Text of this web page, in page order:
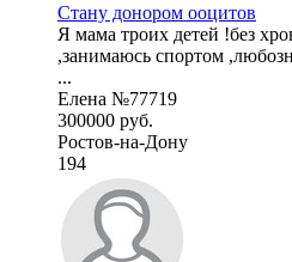
Стану донором ооцитов
Я мама троих детей !без
,занимаюсь спортом
...
Елена №77719
300000 руб.
Ростов-на-Дону
194